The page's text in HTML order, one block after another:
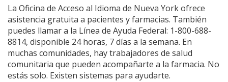
La Oficina de Acceso al Idioma de Nueva York ofrece
asistencia gratuita a pacientes y farmacias. También
puedes llamar a la Línea de Ayuda Federal: 1-800-688-
8814, disponible 24 horas, 7 días a la semana. En
muchas comunidades, hay trabajadores de salud
comunitaria que pueden acompañarte a la farmacia. No
estás solo. Existen sistemas para ayudarte.